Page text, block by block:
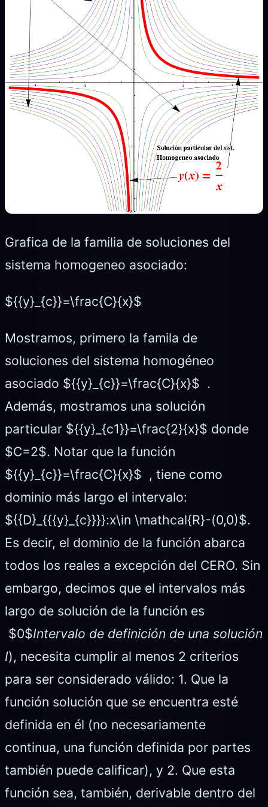
Grafica de la familia de soluciones del
sistema homogeneo asociado:
${{y}_{c}}=\frac{C}{x}$
Mostramos, primero la famila de
soluciones del sistema homogéneo
asociado ${{y}_{c}}=\frac{C}{x}$ .
Además, mostramos una solución
particular ${{y}_{c1}}=\frac{2}{x}$ donde
$C=2$. Notar que la función
${{y}_{c}}=\frac{C}{x}$ , tiene como
dominio más largo el intervalo:
${{D}_{{{y}_{c}}}}:x\in \mathcal{R}-(0,0)$.
Es decir, el dominio de la función abarca
todos los reales a excepción del CERO. Sin
embargo, decimos que el intervalos más
largo de solución de la función es
$0$Intervalo de definición de una solución
I), necesita cumplir al menos 2 criterios
para ser considerado válido: 1. Que la
función solución que se encuentra esté
definida en él (no necesariamente
continua, una función definida por partes
también puede calificar), y 2. Que esta
función sea, también, derivable dentro del